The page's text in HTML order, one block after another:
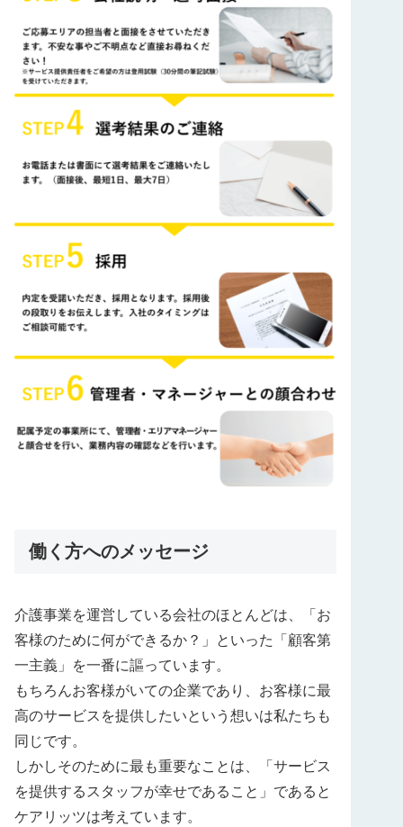
働く方へのメッセージ
介護事業を運営している会社のほとんどは、「お
客様のために何ができるか？」といった「顧客第
一主義」を一番に謳っています。
もちろんお客様がいての企業であり、お客様に最
高のサービスを提供したいという想いは私たちも
同じです。
しかしそのために最も重要なことは、「サービス
を提供するスタッフが幸せであること」であると
ケアリッツは考えています。